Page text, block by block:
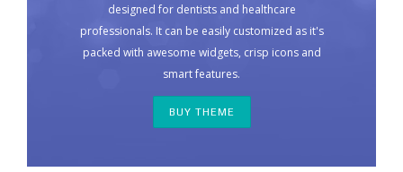
designed for dentists and healthcare
professionals. It can be easily customized as it's
packed with awesome widgets, crisp icons and
smart features.
BUY THEME